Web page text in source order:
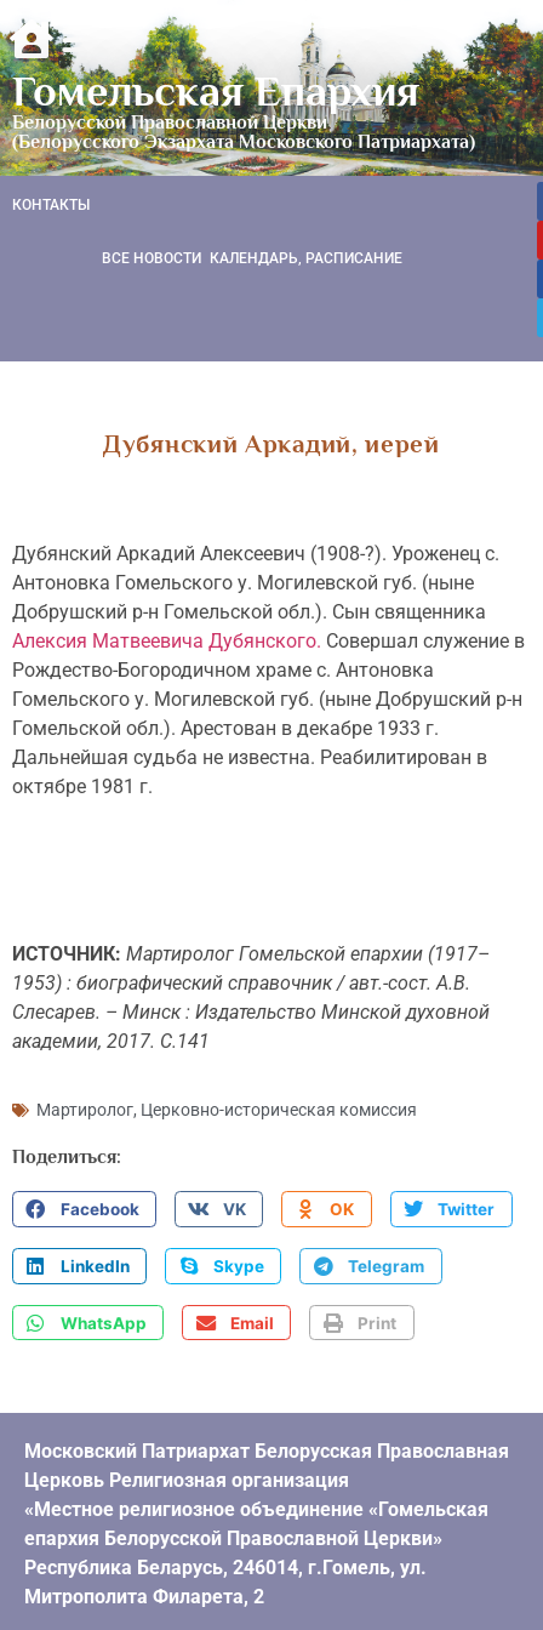
Гомельская Епархия
Белорусской Православной Церкви
(Белорусского Экзархата Московского Патриархата)
КОНТАКТЫ
ВСЕ НОВОСТИ КАЛЕНДАРЬ, РАСПИСАНИЕ
Дубянский Аркадий, иерей
Дубянский Аркадий Алексе­евич (1908-?). Уроженец с.
Ан­тоновка Гомельского у. Моги­левской губ. (ныне
Добрушский р-н Гомельской обл.). Сын свя­щенника
Алексия Матвеевича Дубянского. Совершал служение в
Рождество-Богородичном хра­ме с. Антоновка
Гомельского у. Могилевской губ. (ныне Добрушский р-н
Гомельской обл.). Арестован в декабре 1933 г.
Дальнейшая судьба не известна. Реабилитирован в
октябре 1981 г.
ИСТОЧНИК: Мартиролог Гомельской епархии (1917–
1953) : биографический справочник / авт.-сост. А.В.
Слесарев. – Минск : Издательство Минской духовной
академии, 2017. С.141
Мартиролог, Церковно-историческая комиссия
Поделиться:
Facebook VK OK Twitter
LinkedIn Skype Telegram
WhatsApp Email Print
Московский Патриархат Белорусская Православная
Церковь Религиозная организация
«Местное религиозное объединение «Гомельская
епархия Белорусской Православной Церкви»
Республика Беларусь, 246014, г.Гомель, ул.
Митрополита Филарета, 2